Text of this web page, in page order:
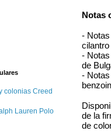
Notas
-
-
de
-
de la
de
colonias Creed
Lauren Polo